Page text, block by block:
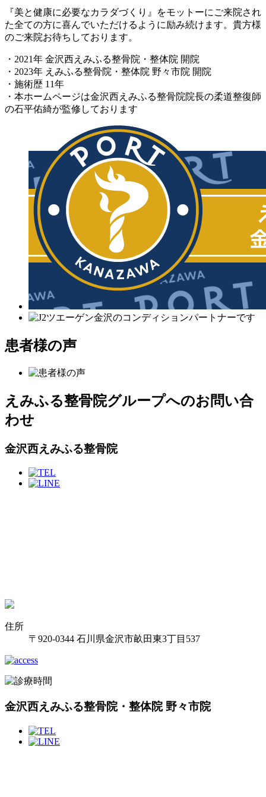
『美と健康に必要なカラダづくり』
をモットーにご来院され
た全ての方に喜んでいただけるように励み続けます。貴方様
のご来院お待ちしております。
・2021年 金沢西えみふる整骨院・整体院 開院
・2023年 えみふる整骨院・整体院 野々市院 開院
・施術歴 11年
・本ホームページは金沢西えみふる整骨院院長の柔道整復師
の石平佑綺が監修しております
患者様の声
えみふる整骨院グループへのお問い合
わせ
金沢西えみふる整骨院
住所
〒920-0344 石川県金沢市畝田東3丁目537
金沢西えみふる整骨院・整体院 野々市院